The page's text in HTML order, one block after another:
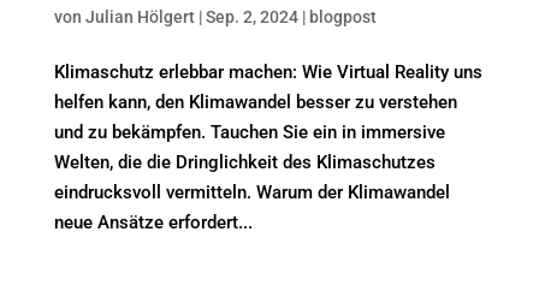
von Julian Hölgert|Sep. 2, 2024| blogpost
Klimaschutz erlebbar machen: Wie Virtual Reality uns
helfen kann, den Klimawandel besser zu verstehen
und zu bekämpfen. Tauchen Sie ein in immersive
Welten, die die Dringlichkeit des Klimaschutzes
eindrucksvoll vermitteln. Warum der Klimawandel
neue Ansätze erfordert...